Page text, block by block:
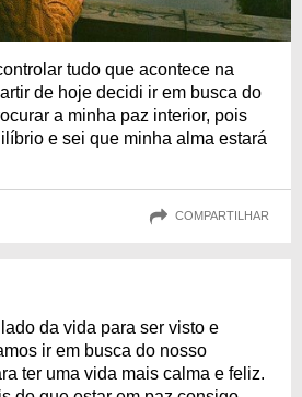
tudo que acontece na
de hoje decidi ir em busca do
a minha paz interior, pois
e sei que minha alma estará
COMPARTILHAR
da vida para ser visto e
ir em busca do nosso
ter uma vida mais calma e feliz.